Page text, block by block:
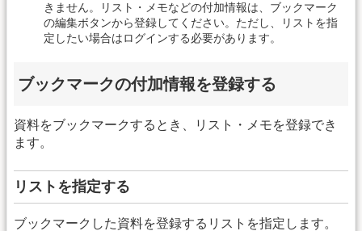
きません。リスト・メモなどの付加情報は、ブックマーク
の編集ボタンから登録してください。ただし、リストを指
定したい場合はログインする必要があります。
ブックマークの付加情報を登録する
資料をブックマークするとき、リスト・メモを登録でき
ます。
リストを指定する
ブックマークした資料を登録するリストを指定します。